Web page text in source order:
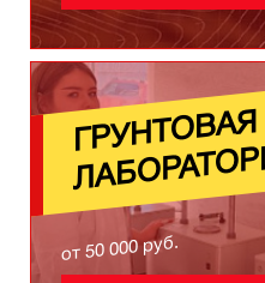
ГРУНТ
ОВАЯ
ЛАБ
ОРАТ
от 50 000 руб.